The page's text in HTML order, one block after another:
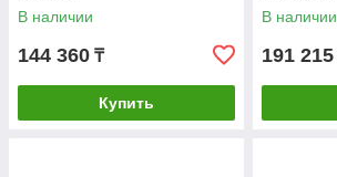
В наличии
144 360 ₸
Купить
В наличии
191 215